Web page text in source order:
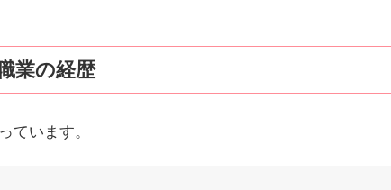
業の経歴
ています。